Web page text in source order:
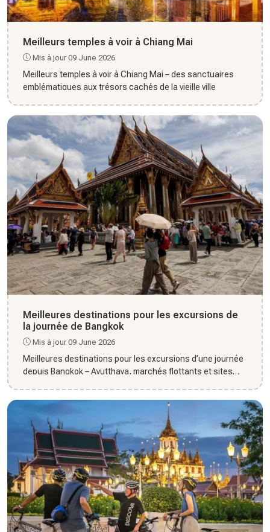
Meilleurs temples à voir à Chiang Mai
Mis à jour 09 June 2026
Meilleurs temples à voir à Chiang Mai – des sanctuaires
emblématiques aux trésors cachés de la vieille ville
Meilleures destinations pour les excursions de
la journée de Bangkok
Mis à jour 09 June 2026
Meilleures destinations pour les excursions d’une journée
depuis Bangkok – Ayutthaya, marchés flottants et sites